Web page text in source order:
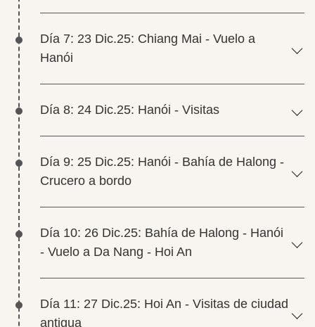
Día 7: 23 Dic.25: Chiang Mai - Vuelo a
Hanói
Día 8: 24 Dic.25: Hanói - Visitas
Día 9: 25 Dic.25: Hanói - Bahía de Halong -
Crucero a bordo
Día 10: 26 Dic.25: Bahía de Halong - Hanói
- Vuelo a Da Nang - Hoi An
Día 11: 27 Dic.25: Hoi An - Visitas de ciudad
antigua